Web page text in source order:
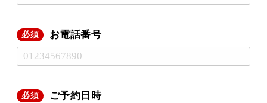
必須 お電話番号
必須 ご予約日時